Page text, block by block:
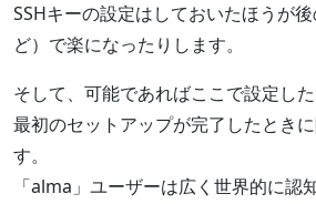
SSHキーの設定はしておいたほうが
ど）で楽になったりします。
そして、可能であればここで設定し
最初のセットアップが完了したとき
す。
「alma」ユーザーは広く世界的に認